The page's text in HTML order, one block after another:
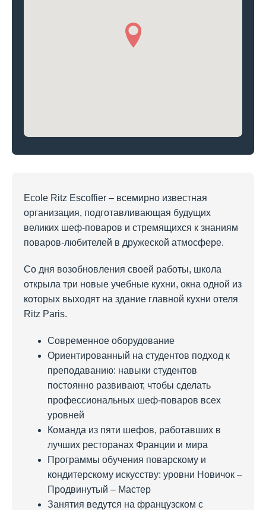
Ecole Ritz Escoffier – всемирно известная
организация, подготавливающая будущих
великих шеф-поваров и стремящихся к знаниям
поваров-любителей в дружеской атмосфере.
Со дня возобновления своей работы, школа
открыла три новые учебные кухни, окна одной из
которых выходят на здание главной кухни отеля
Ritz Paris.
Современное оборудование
Ориентированный на студентов подход к
преподаванию: навыки студентов
постоянно развивают, чтобы сделать
профессиональных шеф-поваров всех
уровней
Команда из пяти шефов, работавших в
лучших ресторанах Франции и мира
Программы обучения поварскому и
кондитерскому искусству: уровни Новичок –
Продвинутый – Мастер
Занятия ведутся на французском с